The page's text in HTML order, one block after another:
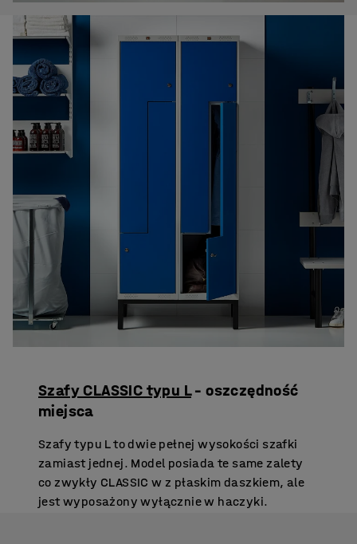
Szafy CLASSIC typu L– oszczędność
miejsca
Szafy typu L to dwie pełnej wysokości szafki
zamiast jednej. Model posiada te same zalety
co zwykły CLASSIC w z płaskim daszkiem, ale
jest wyposażony wyłącznie w haczyki.